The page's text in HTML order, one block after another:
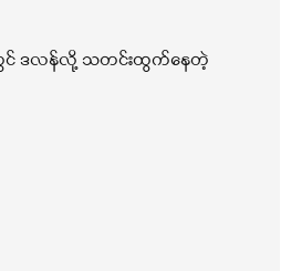
ဒလန်လို့ သတင်းထွက်နေတဲ့